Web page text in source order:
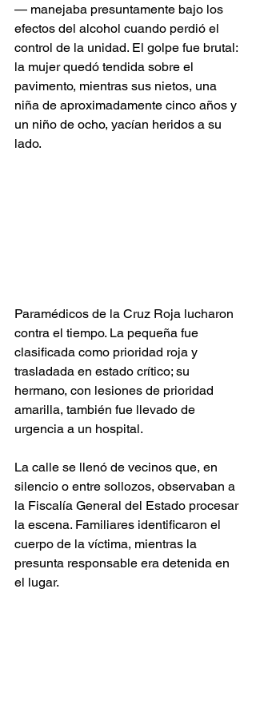
— manejaba presuntamente bajo los
efectos del alcohol cuando perdió el
control de la unidad. El golpe fue brutal:
la mujer quedó tendida sobre el
pavimento, mientras sus nietos, una
niña de aproximadamente cinco años y
un niño de ocho, yacían heridos a su
lado.
Paramédicos de la Cruz Roja lucharon
contra el tiempo. La pequeña fue
clasificada como prioridad roja y
trasladada en estado crítico; su
hermano, con lesiones de prioridad
amarilla, también fue llevado de
urgencia a un hospital.
La calle se llenó de vecinos que, en
silencio o entre sollozos, observaban a
la Fiscalía General del Estado procesar
la escena. Familiares identificaron el
cuerpo de la víctima, mientras la
presunta responsable era detenida en
el lugar.